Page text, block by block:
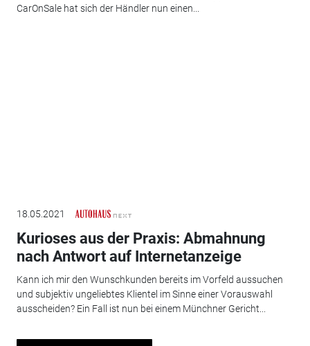
CarOnSale hat sich der Händler nun einen...
18.05.2021
Kurioses aus der Praxis: Abmahnung
nach Antwort auf Internetanzeige
Kann ich mir den Wunschkunden bereits im Vorfeld aussuchen
und subjektiv ungeliebtes Klientel im Sinne einer Vorauswahl
ausscheiden? Ein Fall ist nun bei einem Münchner Gericht...